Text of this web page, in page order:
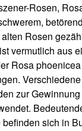
Rosen,
Rosen
vermutlich aus
Rosa
zur
sich in